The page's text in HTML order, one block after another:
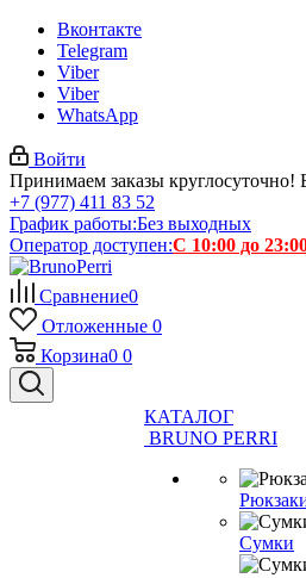
Вконтакте
Telegram
Viber
Viber
WhatsApp
Войти
Принимаем заказы круглосуточно!
+7 (977) 411 83 52
График работы:Без выходных
Оператор доступен:С 10:00 до
Сравнение0
Отложенные 0
Корзина0 0
КАТАЛОГ
BRUNO PERRI
Сумки